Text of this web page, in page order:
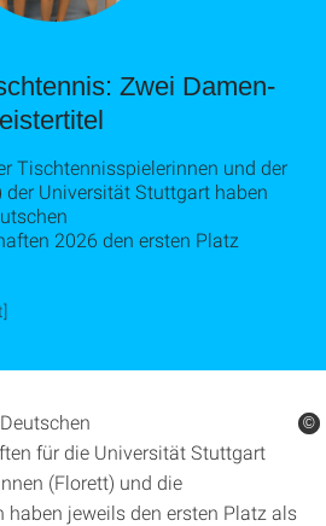
Zwei Damen-
Tischtennisspielerinnen und der
der Universität Stuttgart haben
2026 den ersten Platz
für die Universität Stuttgart
(Florett) und die
jeweils den ersten Platz als
©
©